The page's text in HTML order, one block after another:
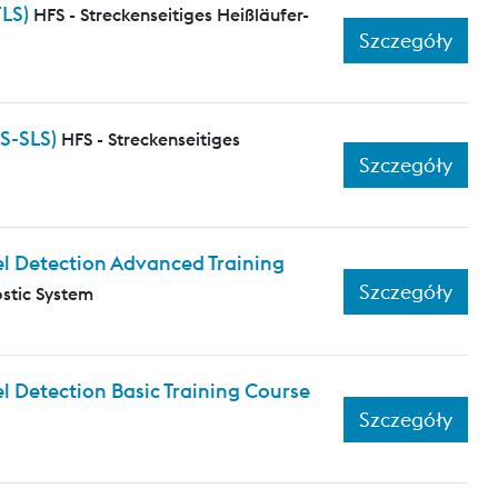
HFS - Streckenseitiges Heißläufer-
Szczegóły
SLS) HFS - Streckenseitiges
Szczegóły
Detection Advanced Training
System Szczegóły
Basic Training Course
Szczegóły